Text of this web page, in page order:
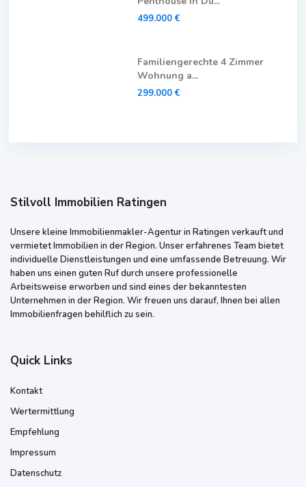
499.000 €
Familiengerechte 4 Zimmer
Wohnung a...
299.000 €
Stilvoll Immobilien Ratingen
Unsere kleine Immobilienmakler-Agentur in Ratingen verkauft und
vermietet Immobilien in der Region. Unser erfahrenes Team bietet
individuelle Dienstleistungen und eine umfassende Betreuung. Wir
haben uns einen guten Ruf durch unsere professionelle
Arbeitsweise erworben und sind eines der bekanntesten
Unternehmen in der Region. Wir freuen uns darauf, Ihnen bei allen
Immobilienfragen behilflich zu sein.
Quick Links
Kontakt
Wertermittlung
Empfehlung
Impressum
Datenschutz